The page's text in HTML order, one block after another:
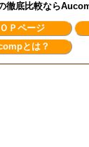
徹底比較なら
Ｐページ
とは？